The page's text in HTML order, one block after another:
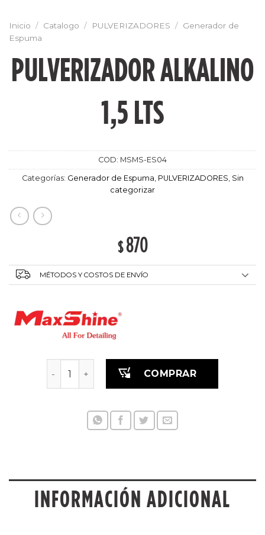
Inicio / Catalogo / PULVERIZADORES / Generador de
Espuma
PULVERIZADOR ALKALINO
1,5 LTS
COD: MSMS-ES04
Categorías: Generador de Espuma PULVERIZADORES Sin
categorizar
$870
MÉTODOS Y COSTOS DE ENVÍO
Pulverizador Alkalino 1,5 lts cantidad
COMPRAR
INFORMACIÓN ADICIONAL